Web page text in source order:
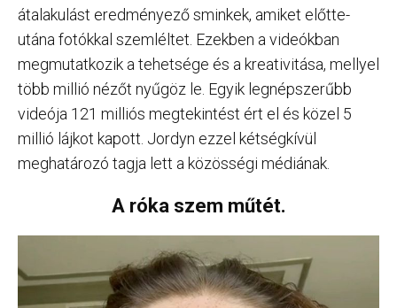
átalakulást eredményező sminkek, amiket előtte-
utána fotókkal szemléltet. Ezekben a videókban
megmutatkozik a tehetsége és a kreativitása, mellyel
több millió nézőt nyűgöz le. Egyik legnépszerűbb
videója 121 milliós megtekintést ért el és közel 5
millió lájkot kapott. Jordyn ezzel kétségkívül
meghatározó tagja lett a közösségi médiának.
A róka szem műtét.